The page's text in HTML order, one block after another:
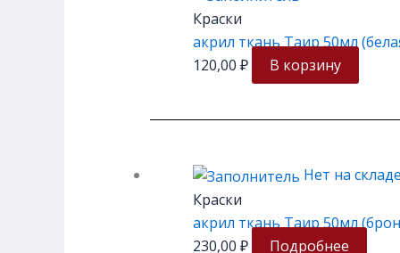
Краски
акрил ткань Таир 50мл
120,00 ₽ В корзину
Нет на складе
Краски
акрил ткань Таир 50мл
230,00 ₽ Подробнее